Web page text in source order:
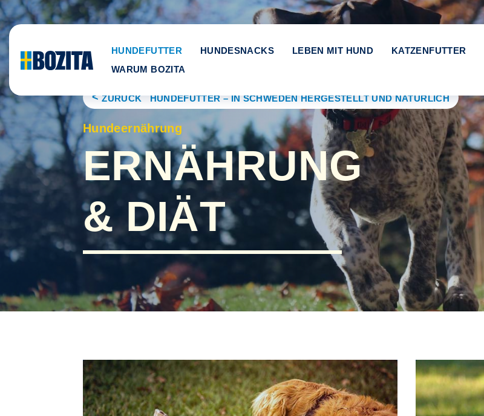
Skip
to
content
HUNDEFUTTER HUNDESNACKS LEBEN MIT HUND KATZENFUTTER
WARUM BOZITA
ZURÜCK HUNDEFUTTER – IN SCHWEDEN HERGESTELLT UND NATÜRLICH
Hundeernährung
ERNÄHRUNG
& DIÄT